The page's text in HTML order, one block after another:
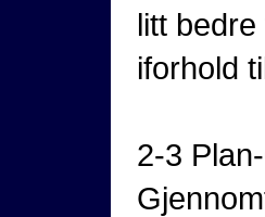
litt
iforhold
2-3